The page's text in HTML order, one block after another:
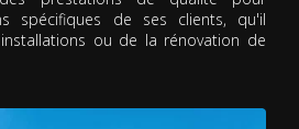
spécifiques de ses clients, qu'il
ou de la rénovation de